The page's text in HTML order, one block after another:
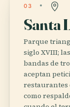
03
Santa
Parque
siglo XVIII;
bandas de
aceptan
restaurantes
como